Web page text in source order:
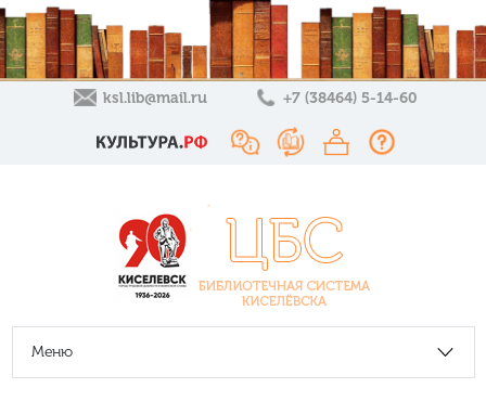
ksl.lib@mail.ru +7 (38464) 5-14-60
Меню